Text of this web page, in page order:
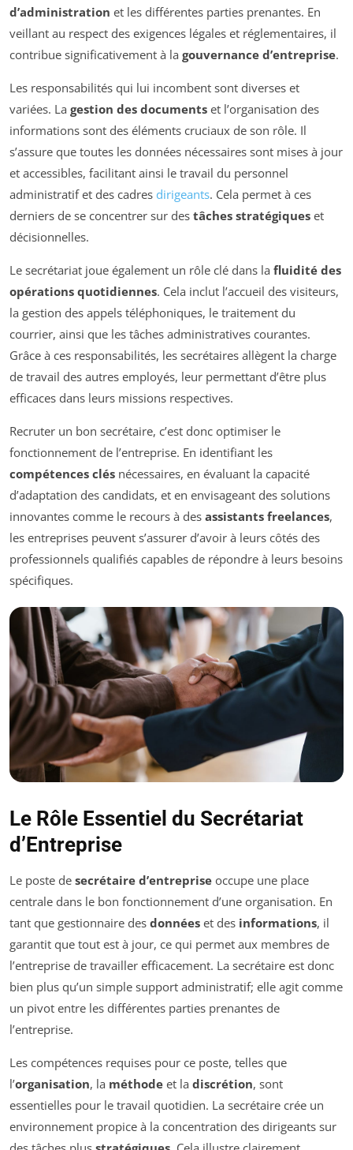
d’administration et les différentes parties prenantes. En
veillant au respect des exigences légales et réglementaires, il
contribue significativement à la gouvernance d’entreprise.
Les responsabilités qui lui incombent sont diverses et
variées. La gestion des documents et l’organisation des
informations sont des éléments cruciaux de son rôle. Il
s’assure que toutes les données nécessaires sont mises à jour
et accessibles, facilitant ainsi le travail du personnel
administratif et des cadres dirigeants. Cela permet à ces
derniers de se concentrer sur des tâches stratégiques et
décisionnelles.
Le secrétariat joue également un rôle clé dans la fluidité des
opérations quotidiennes. Cela inclut l’accueil des visiteurs,
la gestion des appels téléphoniques, le traitement du
courrier, ainsi que les tâches administratives courantes.
Grâce à ces responsabilités, les secrétaires allègent la charge
de travail des autres employés, leur permettant d’être plus
efficaces dans leurs missions respectives.
Recruter un bon secrétaire, c’est donc optimiser le
fonctionnement de l’entreprise. En identifiant les
compétences clés nécessaires, en évaluant la capacité
d’adaptation des candidats, et en envisageant des solutions
innovantes comme le recours à des assistants freelances,
les entreprises peuvent s’assurer d’avoir à leurs côtés des
professionnels qualifiés capables de répondre à leurs besoins
spécifiques.
Le Rôle Essentiel du Secrétariat
d’Entreprise
Le poste de secrétaire d’entreprise occupe une place
centrale dans le bon fonctionnement d’une organisation. En
tant que gestionnaire des données et des informations, il
garantit que tout est à jour, ce qui permet aux membres de
l’entreprise de travailler efficacement. La secrétaire est donc
bien plus qu’un simple support administratif; elle agit comme
un pivot entre les différentes parties prenantes de
l’entreprise.
Les compétences requises pour ce poste, telles que
l’organisation, la méthode et la discrétion, sont
essentielles pour le travail quotidien. La secrétaire crée un
environnement propice à la concentration des dirigeants sur